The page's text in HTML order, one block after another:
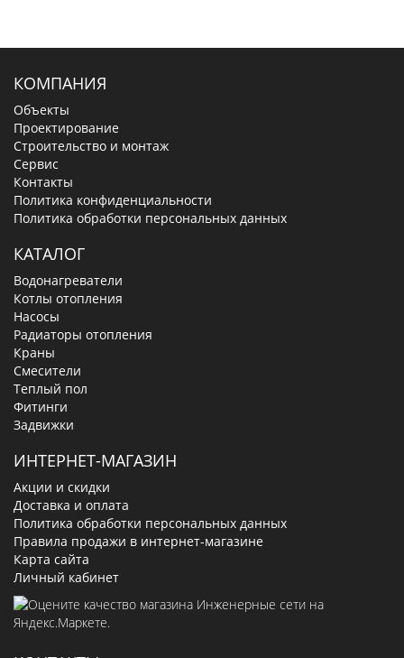
КОМПАНИЯ
Объекты
Проектирование
Строительство и монтаж
Сервис
Контакты
Политика конфиденциальности
Политика обработки персональных данных
КАТАЛОГ
Водонагреватели
Котлы отопления
Насосы
Радиаторы отопления
Краны
Смесители
Теплый пол
Фитинги
Задвижки
ИНТЕРНЕТ-МАГАЗИН
Акции и скидки
Доставка и оплата
Политика обработки персональных данных
Правила продажи в интернет-магазине
Карта сайта
Личный кабинет